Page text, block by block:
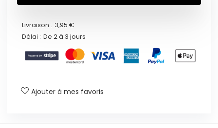
Livraison : 3,95 €
Délai : De 2 à 3 jours
Ajouter à mes favoris